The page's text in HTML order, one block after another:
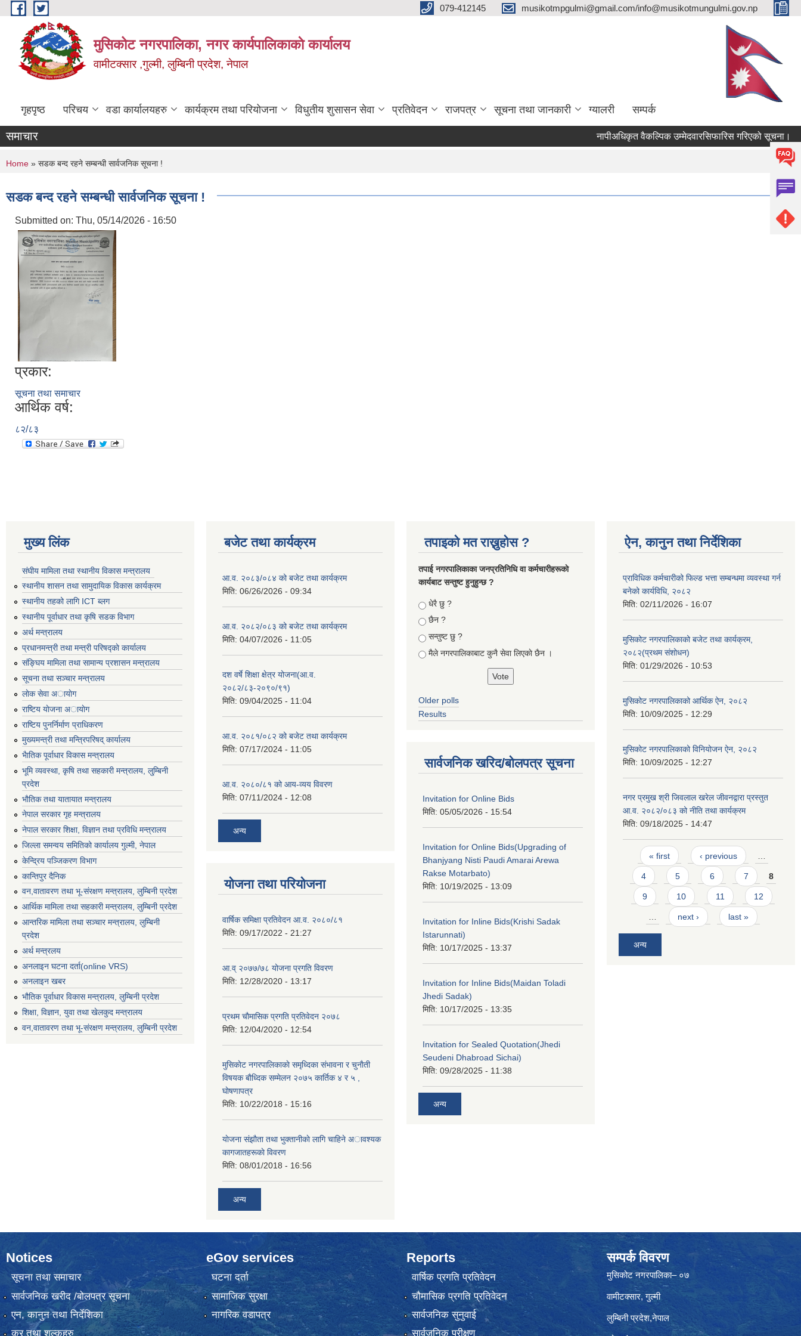
Skip to main content 079-412145 musikotmpgulmi@gmail.com/info@musikotmungulmi.gov.np
मुसिकोट नगरपालिका, नगर कार्यपालिकाकाे कार्यालय
वामीटक्सार ,गुल्मी, लुम्बिनी प्रदेश, नेपाल
गृहपृष्ठ परिचय वडा कार्यालयहरु कार्यक्रम तथा परियोजना विधुतीय शुसासन सेवा प्रतिवेदन राजपत्र सूचना तथा जानकारी ग्यालरी सम्पर्क
समाचार नापीअधिकृत वैकल्पिक उम्मेदवारसिफारिस गरिएको सूचना।
You are here
Home » सडक बन्द रहने सम्बन्धी सार्वजनिक सूचना !
सडक बन्द रहने सम्बन्धी सार्वजनिक सूचना !
Submitted on: Thu, 05/14/2026 - 16:50
प्रकार:
सूचना तथा समाचार
आर्थिक वर्ष:
८२/८३
मुख्य लिंक
संघीय मामिला तथा स्थानीय विकास मन्त्रालय
स्थानीय शासन तथा सामुदायिक विकास कार्यक्रम
स्थानीय तहको लागि ICT ब्लग
स्थानीय पूर्वाधार तथा कृषि सडक विभाग
अर्थ मन्त्रालय
प्रधानमन्त्री तथा मन्त्री परिषद्काे कार्यालय
संङ्घिय मामिला तथा सामान्य प्रशासन मन्त्रालय
सूचना तथा सञ्चार मन्त्रालय
लाेक सेवा अायाेग
राष्टिय याेजना अायाेग
राष्टिय पुनर्निर्माण प्राधिकरण
मुख्यमन्त्री तथा मन्त्रिपरिषद् कार्यालय
भैातिक पूर्वाधार विकास मन्त्रालय
भूमि व्यवस्था, कृषि तथा सहकारी मन्त्रालय, लु्म्बिनी
प्रदेश
भाैतिक तथा यातायात मन्त्रालय
नेपाल सरकार गृह मन्त्रालय
नेपाल सरकार शिक्षा, विज्ञान तथा प्रविधि मन्त्रालय
जिल्ला समन्वय समितिको कार्यालय गुल्मी, नेपाल
केन्द्रिय पञ्जिकरण विभाग
कान्तिपुर दैनिक
वन,वातावरण तथा भू-संरक्षण मन्त्रालय, लुम्बिनी प्रदेश
आर्थिक मामिला तथा सहकारी मन्त्रालय, लुम्बिनी प्रदेश
आन्तरिक मामिला तथा सञ्चार मन्त्रालय, लुम्बिनी
प्रदेश
अर्थ मन्त्रलय
अनलाइन घटना दर्ता(online VRS)
अनलाइन खबर
भौतिक पूर्वाधार विकास मन्त्रालय, लुम्बिनी प्रदेश
शिक्षा, विज्ञान, युवा तथा खेलकुद मन्‍‍त्रालय
वन,वातावरण तथा भू-संरक्षण मन्त्रालय, लुम्बिनी प्रदेश
बजेट तथा कार्यक्रम
आ.व. २०८३/०८४ को बजेट तथा कार्यक्रम
मिति: 06/26/2026 - 09:34
आ.व. २०८२/०८३ को बजेट तथा कार्यक्रम
मिति: 04/07/2026 - 11:05
दश वर्षे शिक्षा क्षेत्र योजना(आ.व.
२०८२/८३-२०९०/९१)
मिति: 09/04/2025 - 11:04
आ.व. २०८१/०८२ को बजेट तथा कार्यक्रम
मिति: 07/17/2024 - 11:05
आ.व. २०८०/८१ को आय-व्यय विवरण
मिति: 07/11/2024 - 12:08
अन्य
योजना तथा परियोजना
वार्षिक समिक्षा प्रतिवेदन आ.व. २०८०/८१
मिति: 09/17/2022 - 21:27
आ.व् २०७७/७८ योजना प्रगति विवरण
मिति: 12/28/2020 - 13:17
प्रथम चाैमासिक प्रगति प्रतिवेदन २०७८
मिति: 12/04/2020 - 12:54
मुसिकाेट नगरपालिकाकाे समृध्दिका संभावना र चुनाैती
विषयक बाैध्दिक सम्मेलन २०७५ कार्तिक ४ र ५ ,
घाेषणापत्र
मिति: 10/22/2018 - 15:16
याेजना संझाैता तथा भुक्तानीकाे लागि चाहिने अावश्यक
कागजातहरूकाे विवरण
मिति: 08/01/2018 - 16:56
अन्य
तपाइको मत राख्नुहोस ?
तपा‌ई नगरपालिकाका जनप्रतिनिधि वा कर्मचारीहरूकाे
कार्यबाट सन्तुष्ट हुनुहुन्छ ?
Choices
धेरै छु ?
छैन ?
सन्तुष्ट छु ?
मैले नगरपालिकाबाट कुनै सेवा लिएकाे छैन ।
Older polls
Results
सार्वजनिक खरिद/बोलपत्र सूचना
Invitation for Online Bids
मिति: 05/05/2026 - 15:54
Invitation for Online Bids(Upgrading of
Bhanjyang Nisti Paudi Amarai Arewa
Rakse Motarbato)
मिति: 10/19/2025 - 13:09
Invitation for Inline Bids(Krishi Sadak
Istarunnati)
मिति: 10/17/2025 - 13:37
Invitation for Inline Bids(Maidan Toladi
Jhedi Sadak)
मिति: 10/17/2025 - 13:35
Invitation for Sealed Quotation(Jhedi
Seudeni Dhabroad Sichai)
मिति: 09/28/2025 - 11:38
अन्य
ऐन, कानुन तथा निर्देशिका
प्राविधिक कर्मचारीको फिल्ड भत्ता सम्बन्धमा व्यवस्था गर्न
बनेको कार्यविधि, २०८२
मिति: 02/11/2026 - 16:07
मुसिकोट नगरपालिकाको बजेट तथा कार्यक्रम,
२०८२(प्रथम संशोधन)
मिति: 01/29/2026 - 10:53
मुसिकोट नगरपालिकाको आर्थिक ऐन, २०८२
मिति: 10/09/2025 - 12:29
मुसिकोट नगरपालिकाको विनियोजन ऐन, २०८२
मिति: 10/09/2025 - 12:27
नगर प्रमुख श्री जिवलाल खरेल जीवनद्वारा प्रस्तुत
आ.व. २०८२/०८३ को नीति तथा कार्यक्रम
मिति: 09/18/2025 - 14:47
Pages
« first ‹ previous …
4 5 6 7 8
9 10 11 12
… next › last »
अन्य
Notices
सूचना तथा समाचार
सार्वजनिक खरीद /बोलपत्र सूचना
एन, कानुन तथा निर्देशिका
कर तथा शुल्कहरु
eGov services
घटना दर्ता
सामाजिक सुरक्षा
नागरिक वडापत्र
Reports
वार्षिक प्रगति प्रतिवेदन
चौमासिक प्रगति प्रतिवेदन
सार्वजनिक सुनुवाई
सार्वजनिक परीक्षण
सम्पर्क विवरण
मुसिकोट नगरपालिका– ०७
वामीटक्सार, गुल्मी
लुम्बिनी प्रदेश,नेपाल